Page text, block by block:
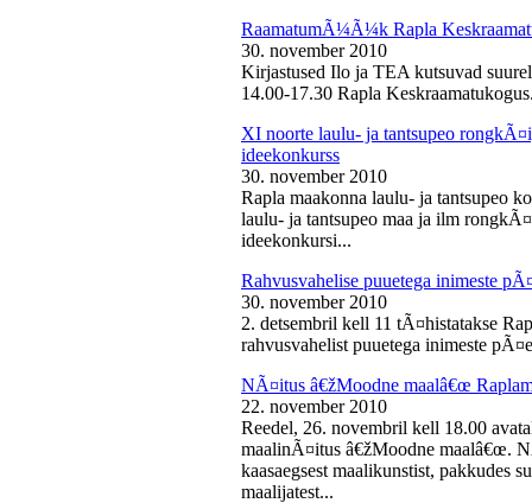
RaamatumÃ¼Ã¼k Rapla
30. november 2010
Kirjastused Ilo ja TEA kutsuvad
14.00-17.30 Rapla
XI noorte laulu- ja tantsupeo
ideekonkurss
30. november 2010
Rapla maakonna laulu- ja tantsupeo
laulu- ja tantsupeo maa ja ilm
ideekonkursi...
Rahvusvahelise puuetega inimeste
30. november 2010
2. detsembril kell 11 tÃ¤histatakse
rahvusvahelist puuetega inimeste
NÃ¤itus â€žMoodne maalâ€œ
22. november 2010
Reedel, 26. novembril kell 18.00
maalinÃ¤itus â€žMoodne maalâ€œ.
kaasaegsest maalikunstist, pakkudes
maalijatest...